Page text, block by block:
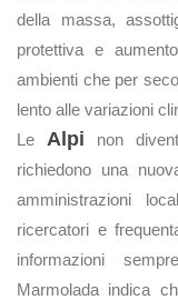
della massa,
protettiva e
ambienti che per
lento alle variazioni
Le Alpi non
richiedono una
amministrazioni
ricercatori e
informazioni
Marmolada indica